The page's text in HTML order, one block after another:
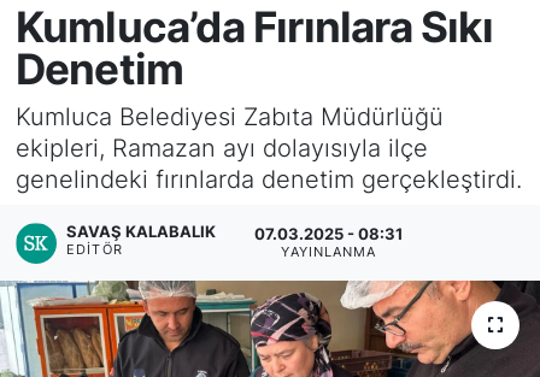
Kumluca’da Fırınlara Sıkı
Denetim
Kumluca Belediyesi Zabıta Müdürlüğü
ekipleri, Ramazan ayı dolayısıyla ilçe
genelindeki fırınlarda denetim gerçekleştirdi.
SAVAŞ KALABALIK
EDITÖR
07.03.2025 - 08:31
YAYINLANMA
RESMİ İLANLAR
EKONOMİ
Son Dakika Haberleri
Haber Arşivi